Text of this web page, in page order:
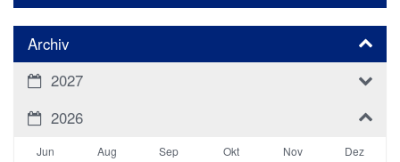
Archiv
2027
2026
Jun Aug Sep Okt Nov Dez